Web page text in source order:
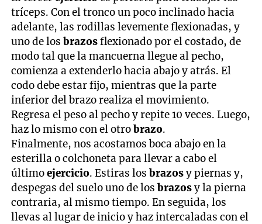
tríceps. Con el tronco un poco inclinado hacia
adelante, las rodillas levemente flexionadas, y
uno de losbrazosflexionado por el costado, de
modo tal que la mancuerna llegue al pecho,
comienza a extenderlo hacia abajo y atrás. El
codo debe estar fijo, mientras que la parte
inferior del brazo realiza el movimiento.
Regresa el peso al pecho y repite 10 veces. Luego,
haz lo mismo con el otrobrazo.
Finalmente, nos acostamos boca abajo en la
esterilla o colchoneta para llevar a cabo el
últimoejercicio. Estiras losbrazosy piernas y,
despegas del suelo uno de losbrazosy la pierna
contraria, al mismo tiempo. En seguida, los
llevas al lugar de inicio y haz intercaladas con el